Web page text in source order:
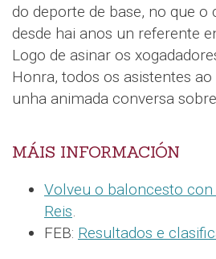
do deporte de base, no que o
desde hai anos un referente
Logo de asinar os
Honra, todos os asistentes
unha animada conversa
MÁIS INFORMACIÓN
Volveu o baloncesto
Reis
FEB: Resultados e